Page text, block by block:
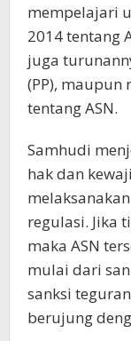
mempelajari
2014 tentang
juga
(PP),
tentang ASN.
Samhudi
hak dan
regulasi. Jika
maka ASN
mulai dari
sanksi
berujung